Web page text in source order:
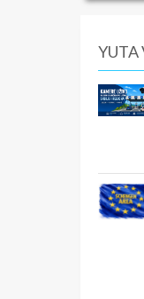
YUTA